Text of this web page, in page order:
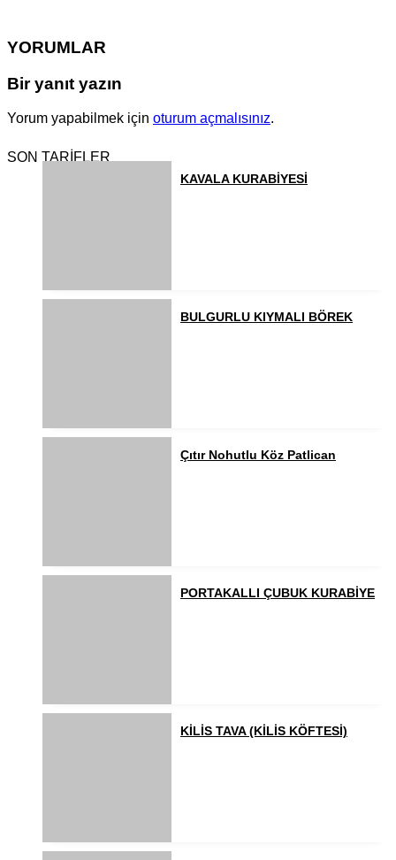
YORUMLAR
Bir yanıt yazın
Yorum yapabilmek için oturum açmalısınız.
SON TARİFLER
KAVALA KURABİYESİ
BULGURLU KIYMALI BÖREK
Çıtır Nohutlu Köz Patlican
PORTAKALLI ÇUBUK KURABİYE
KİLİS TAVA (KİLİS KÖFTESİ)